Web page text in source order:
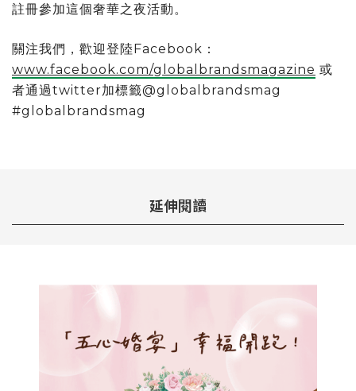
註冊參加這個奢華之夜活動。
關注我們，歡迎登陸Facebook：
www.facebook.com/globalbrandsmagazine 或
者通過twitter加標籤@globalbrandsmag
#globalbrandsmag
延伸閱讀